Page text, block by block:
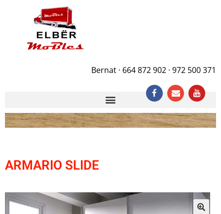
Bernat · 664 872 902 · 972 500 371
ARMARIO SLIDE